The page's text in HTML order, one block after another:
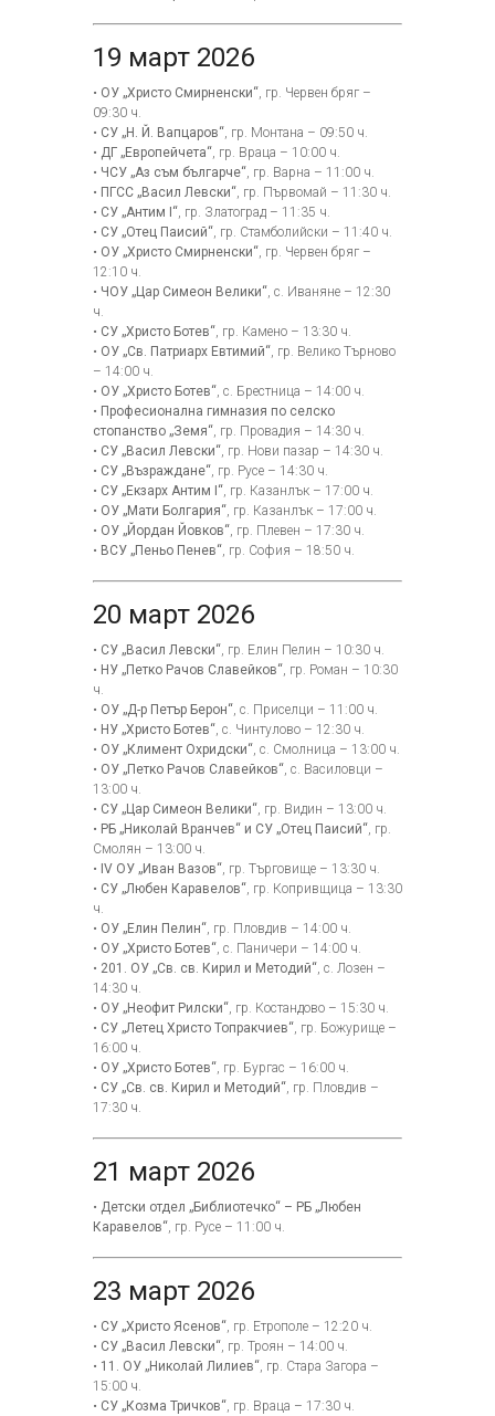
19 март 2026
• ОУ „Христо Смирненски“, гр. Червен бряг –
09:30 ч.
• СУ „Н. Й. Вапцаров“, гр. Монтана – 09:50 ч.
• ДГ „Европейчета“, гр. Враца – 10:00 ч.
• ЧСУ „Аз съм българче“, гр. Варна – 11:00 ч.
• ПГСС „Васил Левски“, гр. Първомай – 11:30 ч.
• СУ „Антим I“, гр. Златоград – 11:35 ч.
• СУ „Отец Паисий“, гр. Стамболийски – 11:40 ч.
• ОУ „Христо Смирненски“, гр. Червен бряг –
12:10 ч.
• ЧОУ „Цар Симеон Велики“, с. Иваняне – 12:30
ч.
• СУ „Христо Ботев“, гр. Камено – 13:30 ч.
• ОУ „Св. Патриарх Евтимий“, гр. Велико Търново
– 14:00 ч.
• ОУ „Христо Ботев“, с. Брестница – 14:00 ч.
• Професионална гимназия по селско
стопанство „Земя“, гр. Провадия – 14:30 ч.
• СУ „Васил Левски“, гр. Нови пазар – 14:30 ч.
• СУ „Възраждане“, гр. Русе – 14:30 ч.
• СУ „Екзарх Антим I“, гр. Казанлък – 17:00 ч.
• ОУ „Мати Болгария“, гр. Казанлък – 17:00 ч.
• ОУ „Йордан Йовков“, гр. Плевен – 17:30 ч.
• ВСУ „Пеньо Пенев“, гр. София – 18:50 ч.
20 март 2026
• СУ „Васил Левски“, гр. Елин Пелин – 10:30 ч.
• НУ „Петко Рачов Славейков“, гр. Роман – 10:30
ч.
• ОУ „Д-р Петър Берон“, с. Приселци – 11:00 ч.
• НУ „Христо Ботев“, с. Чинтулово – 12:30 ч.
• ОУ „Климент Охридски“, с. Смолница – 13:00 ч.
• ОУ „Петко Рачов Славейков“, с. Василовци –
13:00 ч.
• СУ „Цар Симеон Велики“, гр. Видин – 13:00 ч.
• РБ „Николай Вранчев“ и СУ „Отец Паисий“, гр.
Смолян – 13:00 ч.
• IV ОУ „Иван Вазов“, гр. Търговище – 13:30 ч.
• СУ „Любен Каравелов“, гр. Копривщица – 13:30
ч.
• ОУ „Елин Пелин“, гр. Пловдив – 14:00 ч.
• ОУ „Христо Ботев“, с. Паничери – 14:00 ч.
• 201. ОУ „Св. св. Кирил и Методий“, с. Лозен –
14:30 ч.
• ОУ „Неофит Рилски“, гр. Костандово – 15:30 ч.
• СУ „Летец Христо Топракчиев“, гр. Божурище –
16:00 ч.
• ОУ „Христо Ботев“, гр. Бургас – 16:00 ч.
• СУ „Св. св. Кирил и Методий“, гр. Пловдив –
17:30 ч.
21 март 2026
• Детски отдел „Библиотечко“ – РБ „Любен
Каравелов“, гр. Русе – 11:00 ч.
23 март 2026
• СУ „Христо Ясенов“, гр. Етрополе – 12:20 ч.
• СУ „Васил Левски“, гр. Троян – 14:00 ч.
• 11. ОУ „Николай Лилиев“, гр. Стара Загора –
15:00 ч.
• СУ „Козма Тричков“, гр. Враца – 17:30 ч.